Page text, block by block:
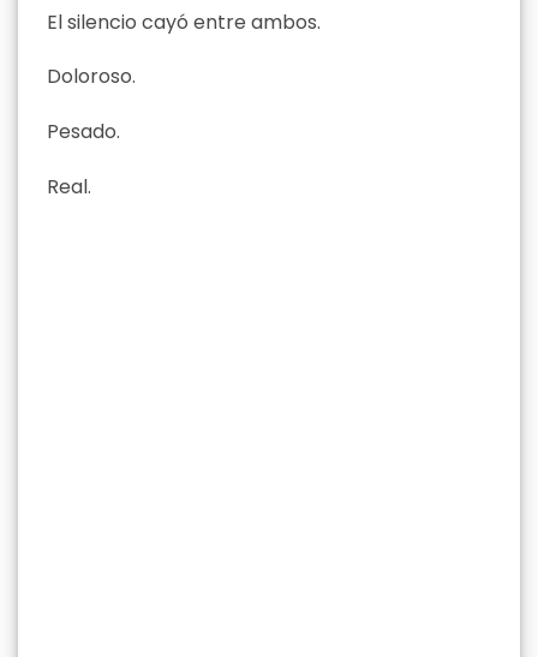
El silencio cayó entre ambos.
Doloroso.
Pesado.
Real.